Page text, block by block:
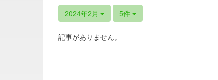
2024年2月 5件
記事がありません。